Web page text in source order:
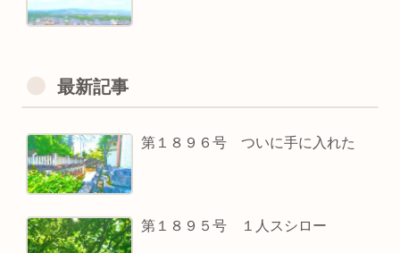
最新記事
第１８９６号 ついに手に入れた
第１８９５号 １人スシロー